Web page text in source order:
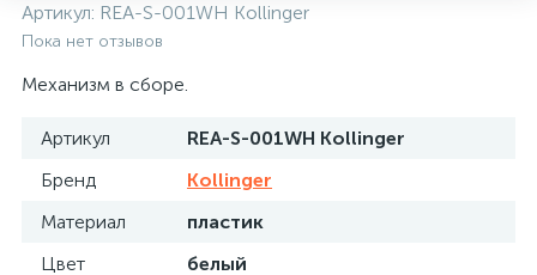
Артикул: REA-S-001WH Kollinger
Пока нет отзывов
Механизм в сборе.
Артикул
REA-S-001WH Kollinger
Бренд
Kollinger
Материал
пластик
Цвет
белый